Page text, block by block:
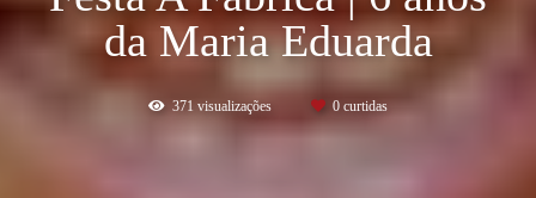
da Maria Eduarda
371 visualizações 0 curtidas